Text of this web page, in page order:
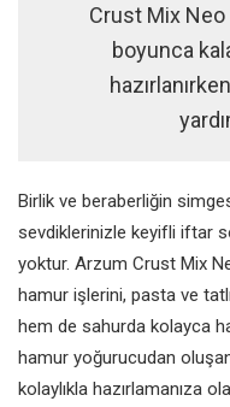
Crust Mix Neo
boyunca
Birlik ve beraberliğin
sevdiklerinizle keyifli iftar
yoktur. Arzum Crust Mix
hamur işlerini, pasta ve
hem de sahurda kolayca
hamur yoğurucudan
kolaylıkla hazırlamanıza